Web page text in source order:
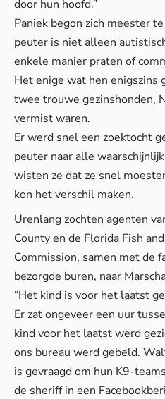
door hun hoofd.”
Paniek begon zich meester
peuter is niet alleen
enkele manier praten of
Het enige wat hen enigszins
twee trouwe gezinshonden,
vermist waren.
Er werd snel een zoektocht
peuter naar alle
wisten ze dat ze snel
kon het verschil maken.
Urenlang zochten agenten
County en de Florida Fish
Commission, samen met de
bezorgde buren, naar
“Het kind is voor het laatst
Er zat ongeveer een uur
kind voor het laatst werd
ons bureau werd gebeld.
is gevraagd om hun K9-
de sheriff in een